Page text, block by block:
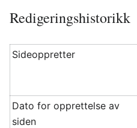
Redigeringshistorikk
Sideoppretter
Dato for opprettelse av
siden